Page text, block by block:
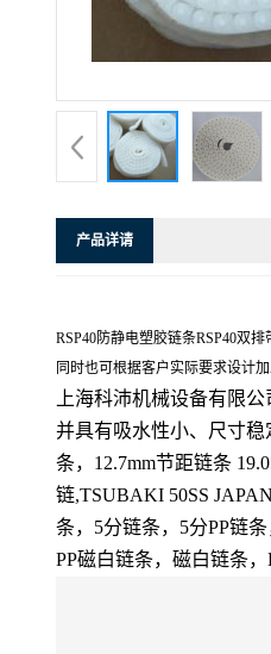
产品详请
RSP40防静电塑胶链条RSP40双
同时也可根据客户实际要求设计
上海科沛机械设备有限
并具有吸水性小、尺寸稳
条，12.7mm节距链条
链,TSUBAKI 50SS
条，5分链条，5分PP链
PP磁白链条，磁白链条，